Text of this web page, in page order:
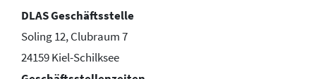
DLAS Geschäftsstelle
Soling 12, Clubraum 7
24159 Kiel-Schilksee